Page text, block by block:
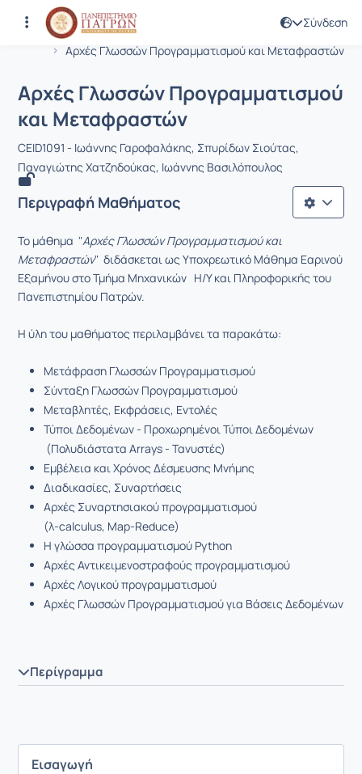
Σύνδεση
Αρχική Σελίδα
Αρχές Γλωσσών Προγραμματισμού και Μεταφραστών
Μάθημα : Αρχές Γλωσσών
Κωδικός : CEID1091
Αρχές Γλωσσών Προγραμματισμού
και Μεταφραστών
CEID1091 - Ιωάννης Γαροφαλάκης, Σπυρίδων Σιούτας,
Παναγιώτης Χατζηδούκας, Ιωάννης Βασιλόπουλος
Περιγραφή Μαθήματος
Το μάθημα "Αρχές Γλωσσών Προγραμματισμού και
Μεταφραστών" διδάσκεται ως Υποχρεωτικό Μάθημα Εαρινού
Εξαμήνου στο Τμήμα Μηχανικών Η/Υ και Πληροφορικής του
Πανεπιστημίου Πατρών.
Η ύλη του μαθήματος περιλαμβάνει τα παρακάτω:
Μετάφραση Γλωσσών Προγραμματισμού
Σύνταξη Γλωσσών Προγραμματισμού
Μεταβλητές, Εκφράσεις, Εντολές
Τύποι Δεδομένων - Προχωρημένοι Τύποι Δεδομένων
(Πολυδιάστατα Arrays - Τανυστές)
Εμβέλεια και Χρόνος Δέσμευσης Μνήμης
Διαδικασίες, Συναρτήσεις
Αρχές Συναρτησιακού προγραμματισμού
(λ-calculus, Map-Reduce)
Η γλώσσα προγραμματισμού Python
Αρχές Αντικειμενοστραφούς προγραμματισμού
Αρχές Λογικού προγραμματισμού
Αρχές Γλωσσών Προγραμματισμού για Βάσεις Δεδομένων
Περίγραμμα
Εισαγωγή